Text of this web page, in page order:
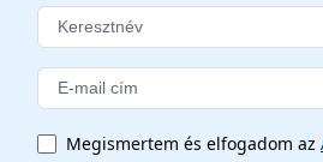
Megismertem és elfogadom az